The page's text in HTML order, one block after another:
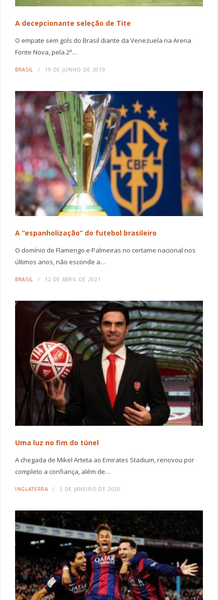
A decepcionante seleção de Tite
O empate sem gols do Brasil diante da Venezuela na Arena
Fonte Nova, pela 2ª…
BRASIL 19 DE JUNHO DE 2019
A “espanholização” do futebol brasileiro
O domínio de Flamengo e Palmeiras no certame nacional nos
últimos anos, não esconde a…
BRASIL 12 DE ABRIL DE 2021
Uma luz no fim do túnel
A chegada de Mikel Arteta ao Emirates Stadium, renovou por
completo a confiança, além de…
INGLATERRA 3 DE JANEIRO DE 2020